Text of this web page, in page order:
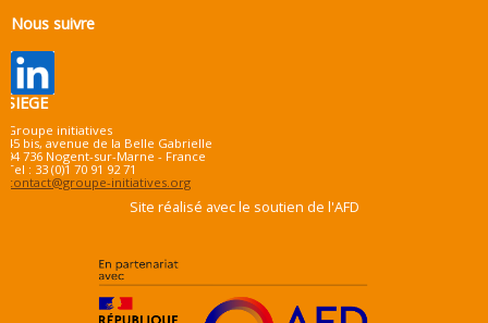
Nous suivre
SIEGE
Groupe initiatives
45 bis, avenue de la Belle Gabrielle
94 736 Nogent-sur-Marne - France
Tel : 33 (0)1 70 91 92 71
contact@groupe-initiatives.org
Site réalisé avec le soutien de l'AFD